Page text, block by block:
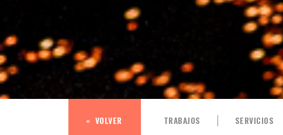
VOLVER TRABAJOS SERVICIOS